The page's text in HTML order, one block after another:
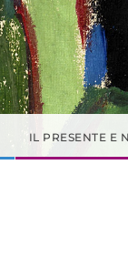
IL PRESENTE E